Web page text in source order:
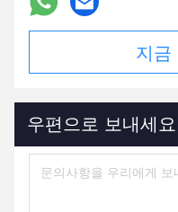
지금
우편으로 보내세요